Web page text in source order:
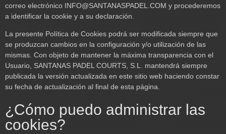
correo electrónico INFO@SANTANASPADEL.COM y procederemos
a identificar la cookie y a su declaración.
La presente Política de Cookies podrá ser modificada siempre que
se produzcan cambios en la configuración y/o utilización de las
mismas. Con objeto de mantener la máxima transparencia con el
Usuario, SANTANAS PADEL COURTS, S.L. mantendrá siempre
publicada la versión actualizada en este sitio web haciendo constar
su fecha de actualización al final de esta página.
¿Cómo puedo administrar las
cookies?